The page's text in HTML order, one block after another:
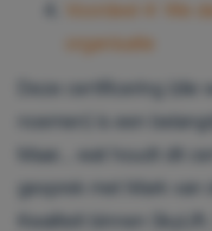
organisatie
Deze certificering (die
noemen) is een
Maar… wat houdt dit
gesprek met Mark van
Kwaliteit binnen